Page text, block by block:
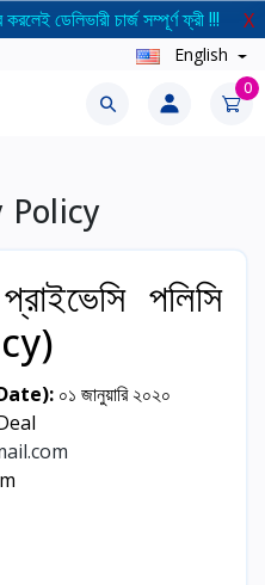
ডেলিভারী চার্জ সম্পূর্ণ ফ্রী !!! X
English
0
Policy
পলিসি
Date): ০১ জানুয়ারি ২০২০